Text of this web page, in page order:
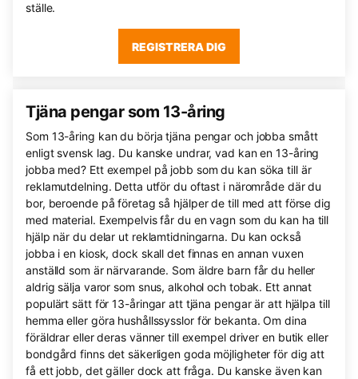
ställe.
REGISTRERA DIG
Tjäna pengar som 13-åring
Som 13-åring kan du börja tjäna pengar och jobba smått
enligt svensk lag. Du kanske undrar, vad kan en 13-åring
jobba med? Ett exempel på jobb som du kan söka till är
reklamutdelning. Detta utför du oftast i närområde där du
bor, beroende på företag så hjälper de till med att förse dig
med material. Exempelvis får du en vagn som du kan ha till
hjälp när du delar ut reklamtidningarna. Du kan också
jobba i en kiosk, dock skall det finnas en annan vuxen
anställd som är närvarande. Som äldre barn får du heller
aldrig sälja varor som snus, alkohol och tobak. Ett annat
populärt sätt för 13-åringar att tjäna pengar är att hjälpa till
hemma eller göra hushållssysslor för bekanta. Om dina
föräldrar eller deras vänner till exempel driver en butik eller
bondgård finns det säkerligen goda möjligheter för dig att
få ett jobb, det gäller dock att fråga. Du kanske även kan